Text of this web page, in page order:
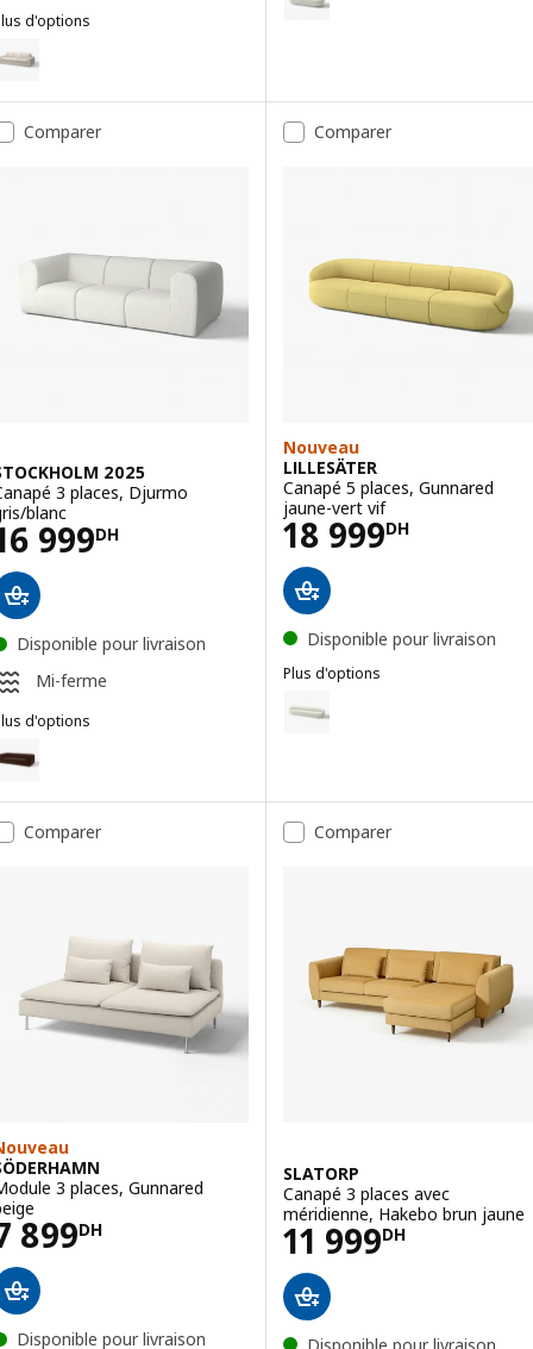
d'options
: VIMLE, Canapé 3 places, av accoudoirs larges/Gunnared
: VIMLE, Canapé 3 places, av accoudoirs larges/Gunnared gris
Comparer
2025
3 places, Djurmo
blanc
999DH
16999DH
Disponible pour livraison
Mi-ferme
d'options
: STOCKHOLM 2025, Canapé 3 places, Alhamn brun foncé
: STOCKHOLM 2025, Canapé 3 places, Alhamn turquoise
: STOCKHOLM 2025, Canapé 3 places, Alhamn beige
Comparer
Nouveau
LILLESÄTER
Canapé 5 places, Gunnared
jaune-vert vif
18 999DH
Prix 18999DH
Disponible pour livraison
Plus d'options
Comparer
3 places, Gunnared
899DH
7899DH
Disponible pour livraison
Comparer
SLATORP
Canapé 3 places avec
méridienne, Hakebo brun jaune
11 999DH
Prix 11999DH
Disponible pour livraison